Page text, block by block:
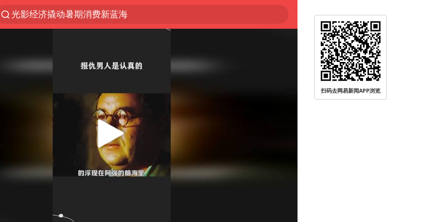
光影经济撬动暑期消费新蓝海
新疆优化调整景区内自驾服务费
梁家辉：到内地拍戏不是北上是回归
情侣平潭拍日出坠崖1死1伤
西湖突现狂风暴雨 游客瞬间被浇透
香港正式允许“拒绝抢救”
白海豚将正面袭击贯穿浙江
《欢迎来龙餐馆》口碑
扫码去网易新闻APP浏览